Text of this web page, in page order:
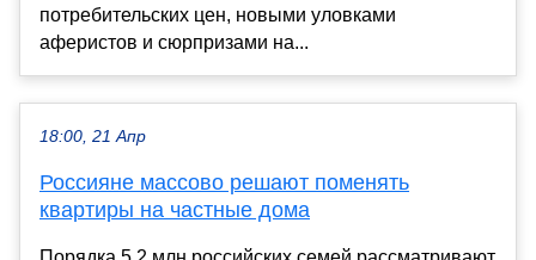
потребительских цен, новыми уловками
аферистов и сюрпризами на...
18:00, 21 Апр
Россияне массово решают поменять
квартиры на частные дома